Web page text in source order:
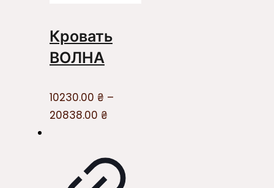
Кровать
ВОЛНА
10230.00 ₴ –
20838.00 ₴